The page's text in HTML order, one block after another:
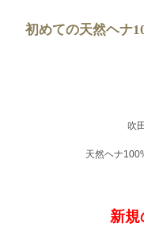
初めての天然ヘナ
吹
天然ヘナ
新